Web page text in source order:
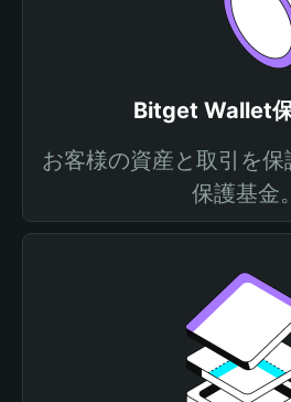
Bitget Wallet
お客様の資産と取引を
保護基金。